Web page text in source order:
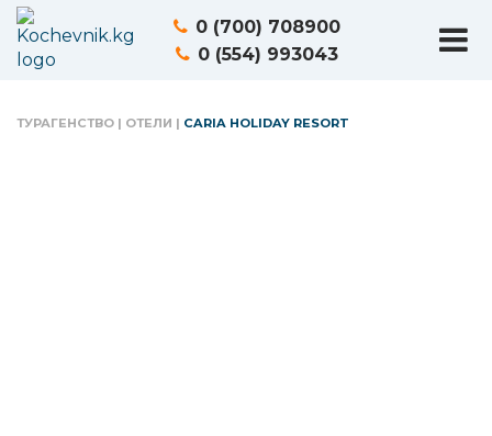
0 (700) 708900
0 (554) 993043
ТУРАГЕНСТВО | ОТЕЛИ | CARIA HOLIDAY RESORT